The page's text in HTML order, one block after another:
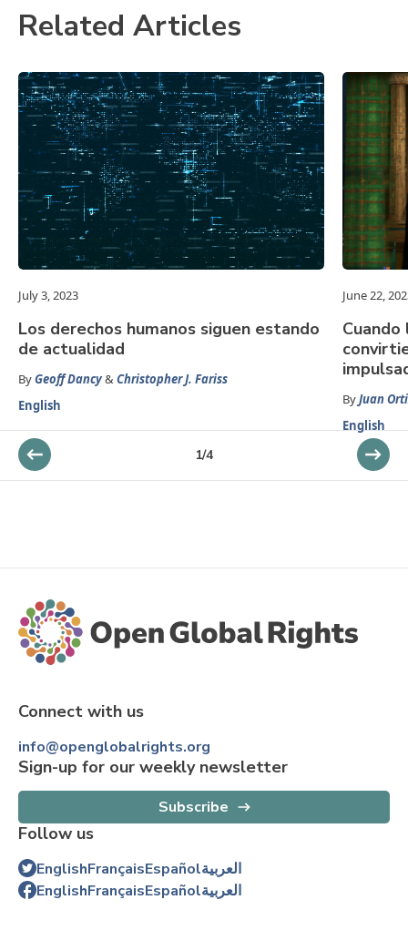
Related Articles
July 3, 2023
Los derechos humanos siguen estando
de actualidad
ByGeoff Dancy& Christopher J. Fariss
English
June 22,
Cuando
ByJuan
English
1/4
Connect with us
info@openglobalrights.org
Sign-up for our weekly newsletter
Subscribe
Follow us
EnglishFrançaisEspañolالعربية
EnglishFrançaisEspañolالعربية